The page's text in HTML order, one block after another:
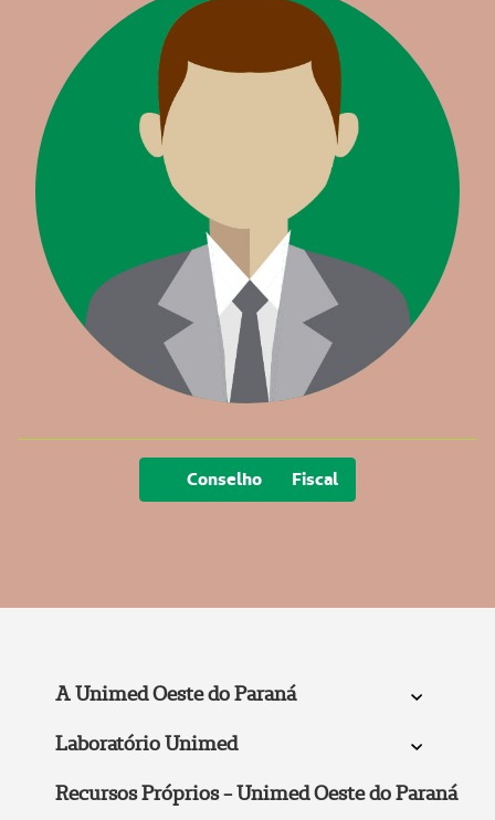
Conselho Fiscal
A Unimed Oeste do Paraná
Laboratório Unimed
Recursos Próprios - Unimed Oeste do Paraná